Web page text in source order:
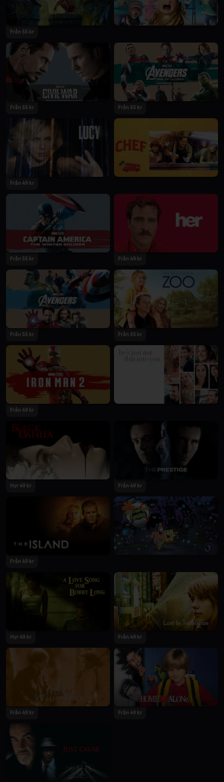
Från 55 kr
Från 55 kr Från 55 kr
Från 49 kr
Från 55 kr Från 49 kr
Från 55 kr Från 55 kr
Från 49 kr
Hyr 49 kr Från 49 kr
Från 49 kr
Hyr 49 kr Från 49 kr
Från 49 kr Från 49 kr